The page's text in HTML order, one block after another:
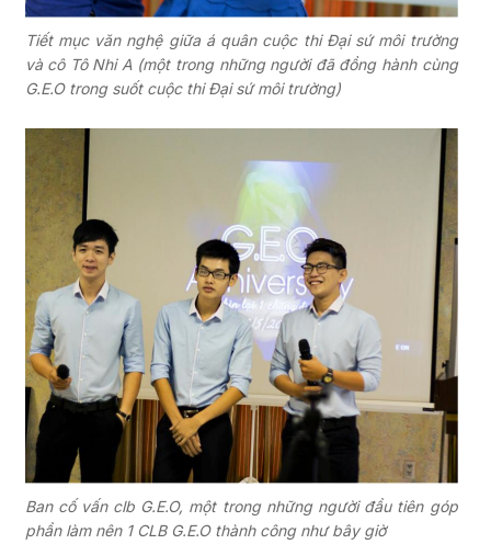
Tiết mục văn nghệ giữa á quân cuộc thi Đại sứ môi trường
và cô Tô Nhi A (một trong những người đã đồng hành cùng
G.E.O trong suốt cuộc thi Đại sứ môi trường)
Ban cố vấn clb G.E.O, một trong những người đầu tiên góp
phần làm nên 1 CLB G.E.O thành công như bây giờ